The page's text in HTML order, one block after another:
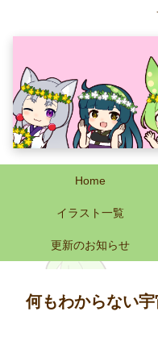
Home
イラスト一覧
更新のお知らせ
何もわからない